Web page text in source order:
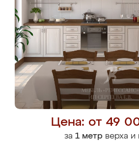
Цена: от 49
за 1 метрверха и